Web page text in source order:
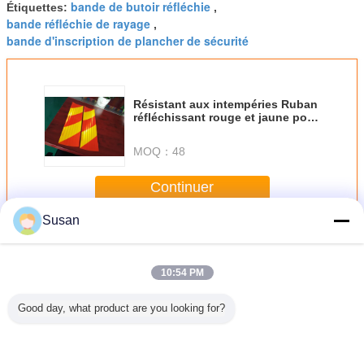
Étiquettes: bande de butoir réfléchie ,
bande réfléchie de rayage ,
bande d'inscription de plancher de sécurité
Résistant aux intempéries Ruban
réfléchissant rouge et jaune pour
MOQ： 48
Continuer
PlusBande réfléchie d'inscription de véhicule
Susan
10:54 PM
Good day, what product are you looking for?